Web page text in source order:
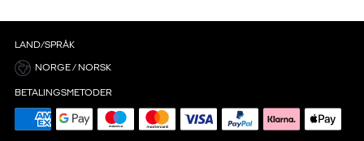
LAND/SPRÅK
NORGE / NORSK
BETALINGSMETODER